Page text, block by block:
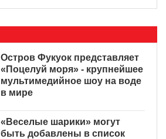
Остров Фукуок представляет
«Поцелуй моря» - крупнейшее
мультимедийное шоу на воде
в мире
«Веселые шарики» могут
быть добавлены в список